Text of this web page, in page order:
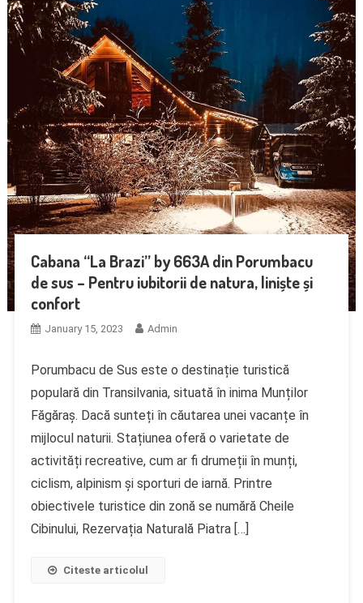
Cabana “La Brazi” by 663A din Porumbacu
de sus – Pentru iubitorii de natura, liniște și
confort
January 15, 2023 Admin
Porumbacu de Sus este o destinație turistică
populară din Transilvania, situată în inima Munților
Făgăraș. Dacă sunteți în căutarea unei vacanțe în
mijlocul naturii. Stațiunea oferă o varietate de
activități recreative, cum ar fi drumeții în munți,
ciclism, alpinism și sporturi de iarnă. Printre
obiectivele turistice din zonă se numără Cheile
Cibinului, Rezervația Naturală Piatra […]
Citeste articolul